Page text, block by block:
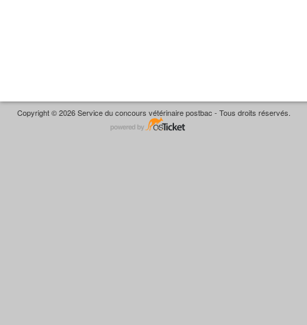
Copyright © 2026 Service du concours vétérinaire postbac - Tous droits réservés.